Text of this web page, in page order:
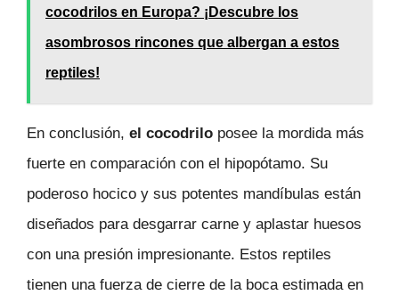
cocodrilos en Europa? ¡Descubre los
asombrosos rincones que albergan a estos
reptiles!
En conclusión, el cocodrilo posee la mordida más
fuerte en comparación con el hipopótamo. Su
poderoso hocico y sus potentes mandíbulas están
diseñados para desgarrar carne y aplastar huesos
con una presión impresionante. Estos reptiles
tienen una fuerza de cierre de la boca estimada en